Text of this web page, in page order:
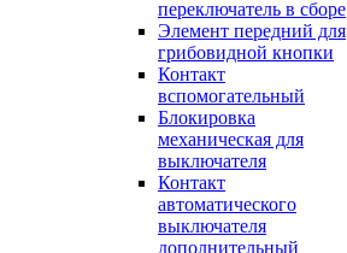
переключатель в сборе
Элемент передний для
грибовидной кнопки
Контакт
вспомогательный
Блокировка
механическая для
выключателя
Контакт
автоматического
выключателя
дополнительный